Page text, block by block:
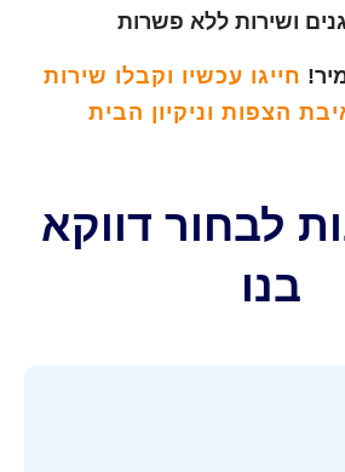
ושירות ללא פשרות
חייגו עכשיו וקבלו שירות
הצפות וניקיון הבית
לבחור דווקא
בנו